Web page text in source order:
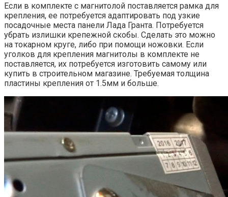
Если в комплекте с магнитолой поставляется рамка для
крепления, ее потребуется адаптировать под узкие
посадочные места панели Лада Гранта. Потребуется
убрать излишки крепежной скобы. Сделать это можно
на токарном круге, либо при помощи ножовки. Если
уголков для крепления магнитолы в комплекте не
поставляется, их потребуется изготовить самому или
купить в строительном магазине. Требуемая толщина
пластины крепления от 1.5мм и больше.